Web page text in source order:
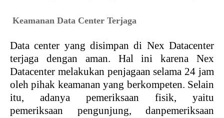
Keamanan Data Center Terjaga
Data center yang disimpan di Nex Datacenter
terjaga dengan aman. Hal ini karena Nex
Datacenter melakukan penjagaan selama 24 jam
oleh pihak keamanan yang berkompeten. Selain
itu, adanya pemeriksaan fisik, yaitu
pemeriksaan pengunjung, danpemeriksaan